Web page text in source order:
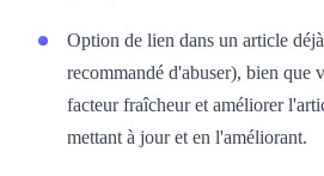
Option de lien dans un article
recommandé d'abuser), bien que
facteur fraîcheur et améliorer
mettant à jour et en l'améliorant.